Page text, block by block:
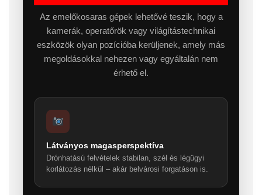
Az emelőkosaras gépek lehetővé teszik, hogy a
kamerák, operatőrök vagy világítástechnikai
eszközök olyan pozícióba kerüljenek, amely más
megoldásokkal nehezen vagy egyáltalán nem
érhető el.
Látványos magasperspektíva
Drónhatású felvételek stabilan, szél és légügyi
korlátozás nélkül – akár belvárosi forgatáson is.